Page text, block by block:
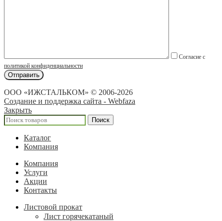
Согласие с
политикой конфиденциальности
ООО «ИЖСТАЛЬКОМ» © 2006-2026
Создание и поддержка сайта - Webfaza
Закрыть
Поиск
Каталог
Компания
Компания
Услуги
Акции
Контакты
Листовой прокат
Лист горячекатаный